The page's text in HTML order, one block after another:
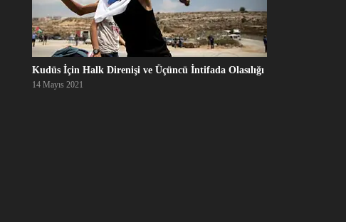
Kudüs İçin Halk Direnişi ve Üçüncü İntifada Olasılığı
14 Mayıs 2021